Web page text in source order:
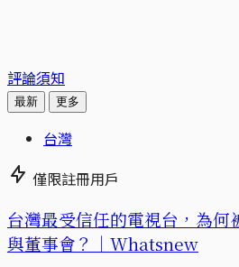
評論須知
最新 更多
台灣
僅限註冊用戶
台灣最受信任的電視台，為何
與董事會？｜Whatsnew